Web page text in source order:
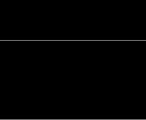
nella vita